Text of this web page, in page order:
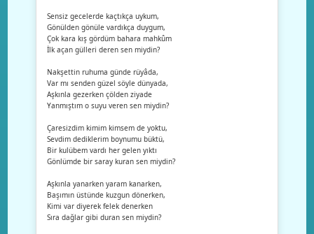
Sensiz gecelerde kaçtıkça uykum,
Gönülden gönüle vardıkça duygum,
Çok kara kış gördüm bahara mahkûm
İlk açan gülleri deren sen miydin?
Nakşettin ruhuma günde rüyâda,
Var mı senden güzel söyle dünyada,
Aşkınla gezerken çölden ziyade
Yanmıştım o suyu veren sen miydin?
Çaresizdim kimim kimsem de yoktu,
Sevdim dediklerim boynumu büktü,
Bir kulübem vardı her gelen yıktı
Gönlümde bir saray kuran sen miydin?
Aşkınla yanarken yaram kanarken,
Başımın üstünde kuzgun dönerken,
Kimi var diyerek felek denerken
Sıra dağlar gibi duran sen miydin?